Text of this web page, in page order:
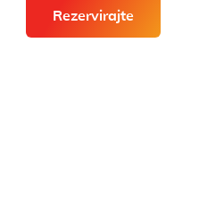
Rezervirajte